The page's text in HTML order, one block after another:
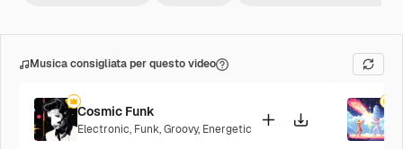
Musica consigliata per questo video
Cosmic Funk
Electronic, Funk,Groovy, Energetic